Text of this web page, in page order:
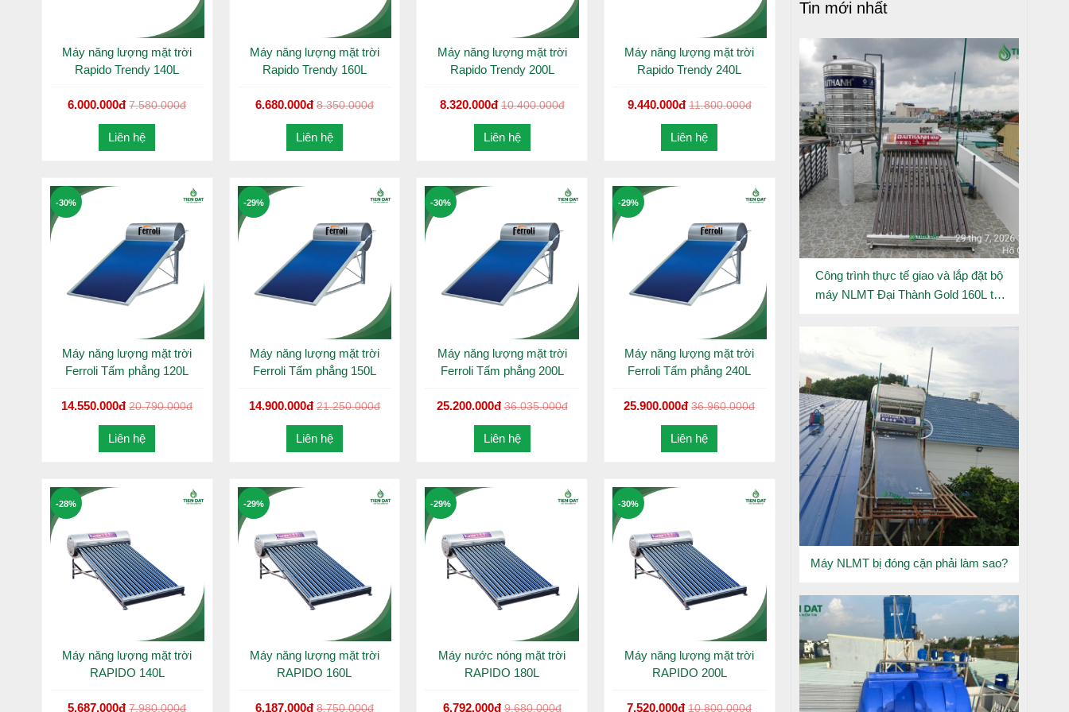
ĐẶC ĐIỂM NỔI BẬT
Máy nước nóng RapidoTrendy 180L là giải pháp tiết kiệm điện năng, tối ưu chi phí sử dụng lâu dài khi giá điện ngày một tăng cao và
nguy cơ mất điện luôn thường trực. Đồng thời, sản phẩm cũng góp phần vào việc bảo vệ môi trường xanh – sạch – đẹp nhờ sử dụng
công nghệ xanh, bền vững. Máy nước nóng năng lượng mặt trời Ruby ống chân không với đa dạng dung tích, chất liệu an toàn, bền bỉ
Máy năng lượng mặt trời
Rapido Trendy 140L
6.000.000đ 7.580.000đ
Liên hệ
Máy năng lượng mặt trời
Rapido Trendy 160L
6.680.000đ 8.350.000đ
Liên hệ
Máy năng lượng mặt trời
Rapido Trendy 200L
8.320.000đ 10.400.000đ
Liên hệ
Máy năng lượng mặt trời
Rapido Trendy 240L
9.440.000đ 11.800.000đ
Liên hệ
Máy năng lượng mặt trời
Ferroli Tấm phẳng 120L
14.550.000đ 20.790.000đ
-30%
Liên hệ
Máy năng lượng mặt trời
Ferroli Tấm phẳng 150L
14.900.000đ 21.250.000đ
-29%
Liên hệ
Máy năng lượng mặt trời
Ferroli Tấm phẳng 200L
25.200.000đ 36.035.000đ
-30%
Liên hệ
Máy năng lượng mặt trời
Ferroli Tấm phẳng 240L
25.900.000đ 36.960.000đ
-29%
Liên hệ
Máy năng lượng mặt trời
RAPIDO 140L
5.687.000đ 7.980.000đ
-28%
Máy năng lượng mặt trời
RAPIDO 160L
6.187.000đ 8.750.000đ
-29%
Máy nước nóng mặt trời
RAPIDO 180L
6.792.000đ 9.680.000đ
-29%
Máy năng lượng mặt trời
RAPIDO 200L
7.520.000đ 10.800.000đ
-30%
Tin mới nhất
Công trình thực tế giao và lắp đặt bộ
máy NLMT Đại Thành Gold 160L tại
Máy NLMT bị đóng cặn phải làm sao?